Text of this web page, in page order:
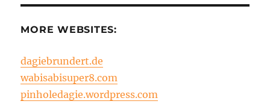
MORE WEBSITES:
dagiebrundert.de
wabisabisuper8.com
pinholedagie.wordpress.com